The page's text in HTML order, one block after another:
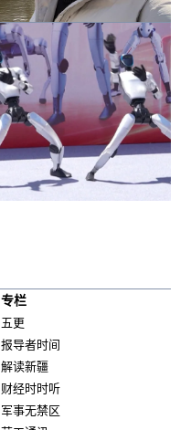
专栏
五更
报导者时间
解读新疆
财经时时听
军事无禁区